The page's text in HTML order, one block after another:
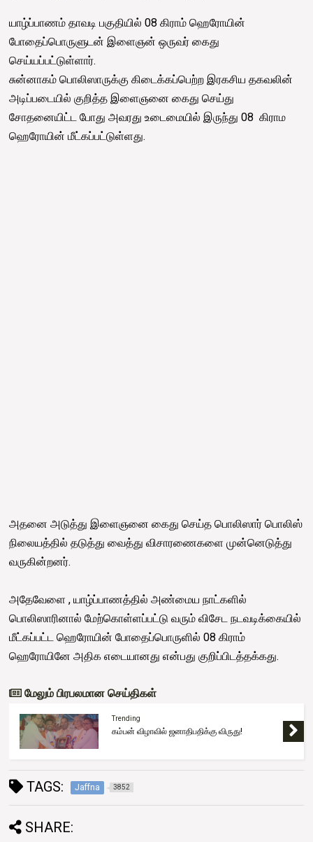
யாழ்ப்பாணம் தாவடி பகுதியில் 08 கிராம் ஹெரோயின்
போதைப்பொருளுடன் இளைஞன் ஒருவர் கைது
செய்யப்பட்டுள்ளார்.
சுன்னாகம் பொலிஸாருக்கு கிடைக்கப்பெற்ற இரகசிய தகவலின்
அடிப்படையில் குறித்த இளைஞனை கைது செய்து
சோதனையிட்ட போது அவரது உடைமையில் இருந்து 08 கிராம
ஹெரோயின் மீட்கப்பட்டுள்ளது.
அதனை அடுத்து இளைஞனை கைது செய்த பொலிஸார் பொலிஸ்
நிலையத்தில் தடுத்து வைத்து விசாரணைகளை முன்னெடுத்து
வருகின்றனர்.
அதேவேளை , யாழ்ப்பாணத்தில் அண்மைய நாட்களில்
பொலிஸாரினால் மேற்கொள்ளப்பட்டு வரும் விசேட நடவடிக்கையில்
மீட்கப்பட்ட ஹெரோயின் போதைப்பொருளில் 08 கிராம்
ஹெரோயினே அதிக எடையானது என்பது குறிப்பிடத்தக்கது.
மேலும் பிரபலமான செய்திகள்
Trending
கம்பன் விழாவில் ஜனாதிபதிக்கு விருது!
TAGS: Jaffna 3852
SHARE: